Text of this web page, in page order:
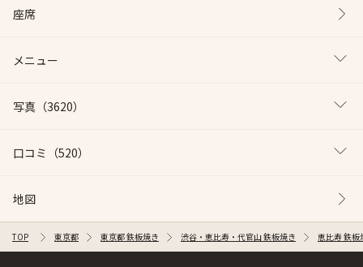
座席
メニュー
写真 （3620）
口コミ （520）
地図
TOP 東京都 東京都 鉄板焼き 渋谷・恵比寿・代官山 鉄板焼き 恵比寿 鉄板